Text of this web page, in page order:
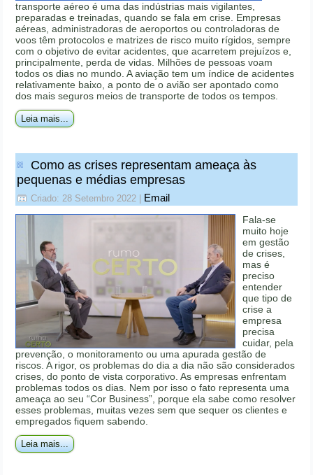
transporte aéreo é uma das indústrias mais vigilantes,
preparadas e treinadas, quando se fala em crise. Empresas
aéreas, administradoras de aeroportos ou controladoras de
voos têm protocolos e matrizes de risco muito rígidos, sempre
com o objetivo de evitar acidentes, que acarretem prejuízos e,
principalmente, perda de vidas. Milhões de pessoas voam
todos os dias no mundo. A aviação tem um índice de acidentes
relativamente baixo, a ponto de o avião ser apontado como
dos mais seguros meios de transporte de todos os tempos.
Leia mais...
Como as crises representam ameaça às
pequenas e médias empresas
Criado: 28 Setembro 2022 Email
Fala-se
muito hoje
em gestão
de crises,
mas é
preciso
entender
que tipo de
crise a
empresa
precisa
cuidar, pela
prevenção, o monitoramento ou uma apurada gestão de
riscos. A rigor, os problemas do dia a dia não são considerados
crises, do ponto de vista corporativo. As empresas enfrentam
problemas todos os dias. Nem por isso o fato representa uma
ameaça ao seu “Cor Business”, porque ela sabe como resolver
esses problemas, muitas vezes sem que sequer os clientes e
empregados fiquem sabendo.
Leia mais...